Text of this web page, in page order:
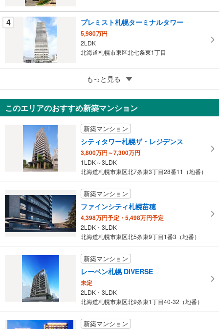
す
る
4 プレミスト札幌ターミナルタワー
5,980万円
2LDK
北海道札幌市東区北七条東1丁目
ビッグバーンズマンションN32E
530万円
2LDK
北海道札幌市東区北三十二条東7丁目
もっと見る
このエリアのおすすめ新築マンション
新築マンション
シティタワー札幌ザ・レジデンス
3,800万円～7,300万円
1LDK～3LDK
北海道札幌市東区北7条東3丁目28番11（地番）
新築マンション
ファインシティ札幌苗穂
4,398万円予定・5,498万円予定
2LDK・3LDK
北海道札幌市東区北5条東9丁目1番3（地番）
新築マンション
レーベン札幌 DIVERSE
未定
2LDK・3LDK
北海道札幌市東区北9条東1丁目40-32（地番）
新築マンション